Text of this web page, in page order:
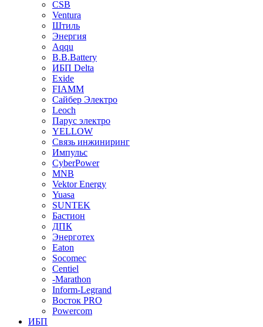
CSB
Ventura
Штиль
Энергия
Aqqu
B.B.Bаttery
ИБП Delta
Exide
FIAMM
Сайбер Электро
Leoch
Парус электро
YELLOW
Связь инжиниринг
Импульс
CyberPower
MNB
Vektor Energy
Yuasa
SUNTEK
Бастион
ДПК
Энерготех
Eaton
Socomec
Centiel
-Marathon
Inform-Legrand
Восток PRO
Powercom
ИБП